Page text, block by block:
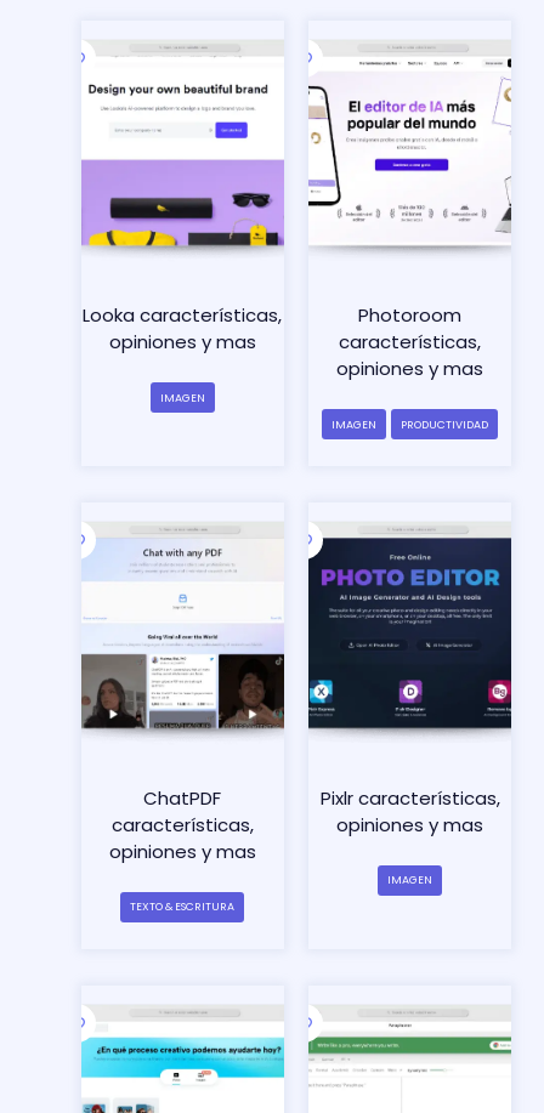
Looka características,
opiniones y mas
IMAGEN
Photoroom
características,
opiniones y mas
IMAGEN PRODUCTIVIDAD
ChatPDF
características,
opiniones y mas
TEXTO & ESCRITURA
Pixlr características,
opiniones y mas
IMAGEN